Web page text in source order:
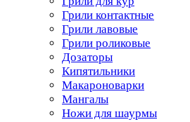
Грили контактные
Грили лавовые
Грили роликовые
Дозаторы
Кипятильники
Макароноварки
Мангалы
Ножи для шаурмы